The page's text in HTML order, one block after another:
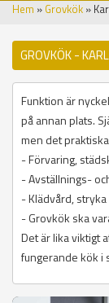
Hem » Grovkök »
GROVKÖK -
Funktion är
på annan plats.
men det
- Förvaring,
- Avställnings-
- Klädvård,
- Grovkök ska
Det är lika viktigt
fungerande kök i